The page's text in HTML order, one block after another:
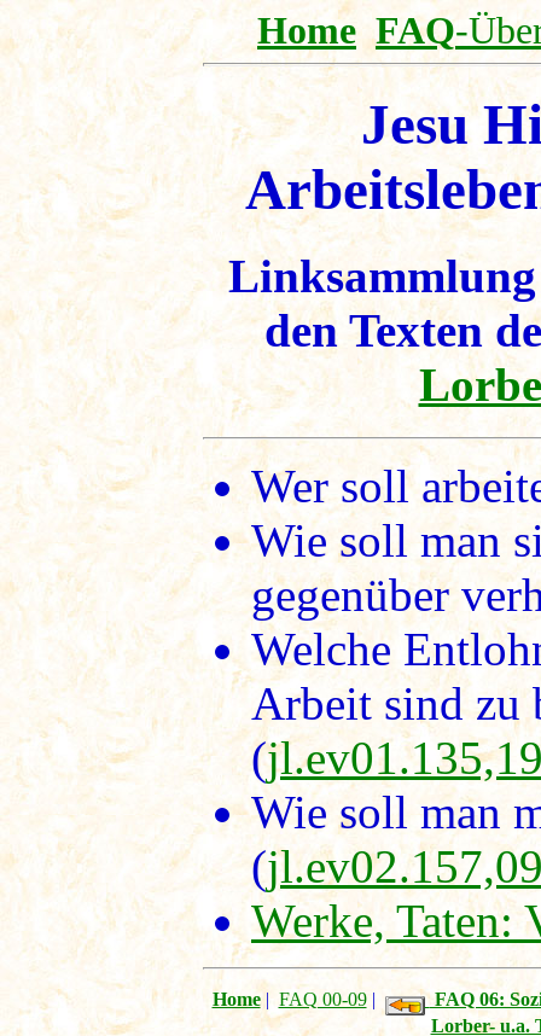
Home FAQ-
Jesu
den Texten
Wer soll
Wie soll man
gegenüber
Welche
Arbeit sind zu
(
Wie soll man
(
Werke, Taten:
Home| FAQ 00-09|
FAQ 06:
Lorber- u.a.